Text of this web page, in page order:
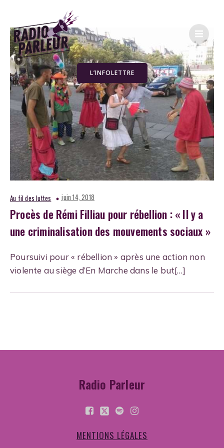
L’INFOLETTRE
Au fil des luttes juin 14, 2018
Procès de Rémi Filliau pour rébellion : « Il y a
une criminalisation des mouvements sociaux »
Poursuivi pour « rébellion » après une action non
violente au siège d’En Marche dans le but[…]
Radio Parleur
MENTIONS LÉGALES